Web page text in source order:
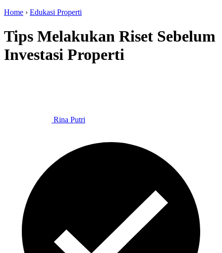
Home › Edukasi Properti
Tips Melakukan Riset Sebelum
Investasi Properti
Rina Putri